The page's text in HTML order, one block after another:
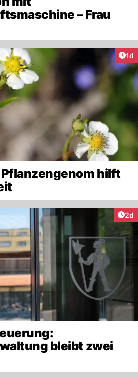
– Frau
1d
hilft
2d
bleibt zwei